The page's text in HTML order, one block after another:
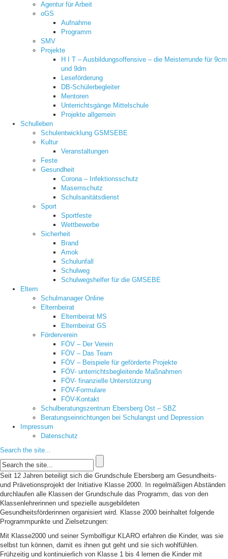
Agentur für Arbeit
oGS
Aufnahme
Programm
SMV
Projekte
H I T – Ausbildungsoffensive – die Meisterrunde für 9cm
und 9dm
Leseförderung
DB-Schülerbegleiter
Mentoren
Unterrichtsgänge Mittelschule
Projekte allgemein
Schulleben
Schulentwicklung GSMSEBE
Kultur
Veranstaltungen
Feste
Gesundheit
Corona – Infektionsschutz
Masernschutz
Schulsanitätsdienst
Sport
Sportfeste
Wettbewerbe
Sicherheit
Brand
Amok
Schulunfall
Schulweg
Schulwegshelfer für die GMSEBE
Eltern
Schulmanager Online
Elternbeirat
Elternbeirat MS
Elternbeirat GS
Förderverein
FÖV – Der Verein
FÖV – Das Team
FÖV – Beispiele für geförderte Projekte
FÖV- unterrichtsbegleitende Maßnahmen
FÖV- finanzielle Unterstützung
FÖV-Formulare
FÖV-Kontakt
Schulberatungszentrum Ebersberg Ost – SBZ
Beratungseinrichtungen bei Schulangst und Depression
Impressum
Datenschutz
Search the site...
Seit 12 Jahren beteiligt sich die Grundschule Ebersberg am Gesundheits-
und Prävetionsprojekt der Initiative Klasse 2000. In regelmäßigen Abständen
durchlaufen alle Klassen der Grundschule das Programm, das von den
Klassenlehrerinnen und spezielle ausgebildeten
Gesundheitsförderinnen organisiert wird. Klasse 2000 beinhaltet folgende
Programmpunkte und Zielsetzungen:
Mit Klasse2000 und seiner Symbolfigur KLARO erfahren die Kinder, was sie
selbst tun können, damit es ihnen gut geht und sie sich wohlfühlen.
Frühzeitig und kontinuierlich von Klasse 1 bis 4 lernen die Kinder mit